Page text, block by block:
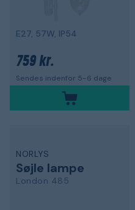
E27, 57W, IP54
759 kr.
Sendes indenfor 5-6 dage
NORLYS
Søjle lampe
London 485